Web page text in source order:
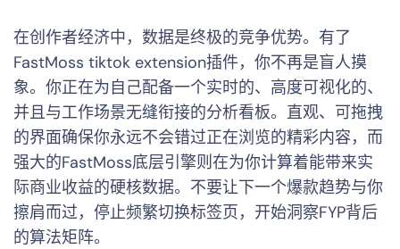
在创作者经济中，数据是终极的竞争优势。有了
FastMoss tiktok extension插件，你不再是盲人摸
象。你正在为自己配备一个实时的、高度可视化的、
并且与工作场景无缝衔接的分析看板。直观、可拖拽
的界面确保你永远不会错过正在浏览的精彩内容，而
强大的FastMoss底层引擎则在为你计算着能带来实
际商业收益的硬核数据。不要让下一个爆款趋势与你
擦肩而过，停止频繁切换标签页，开始洞察FYP背后
的算法矩阵。